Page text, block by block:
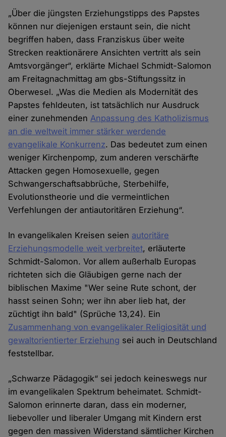
„Über die jüngsten Erziehungstipps des Papstes
können nur diejenigen erstaunt sein, die nicht
begriffen haben, dass Franziskus über weite
Strecken reaktionärere Ansichten vertritt als sein
Amtsvorgänger“, erklärte Michael Schmidt-Salomon
am Freitagnachmittag am gbs-Stiftungssitz in
Oberwesel. „Was die Medien als Modernität des
Papstes fehldeuten, ist tatsächlich nur Ausdruck
einer zunehmendenAnpassung des Katholizismus
an die weltweit immer stärker werdende
evangelikale Konkurrenz. Das bedeutet zum einen
weniger Kirchenpomp, zum anderen verschärfte
Attacken gegen Homosexuelle, gegen
Schwangerschaftsabbrüche, Sterbehilfe,
Evolutionstheorie und die vermeintlichen
Verfehlungen der antiautoritären Erziehung“.
In evangelikalen Kreisen seien autoritäre
Erziehungsmodelle weit verbreitet, erläuterte
Schmidt-Salomon. Vor allem außerhalb Europas
richteten sich die Gläubigen gerne nach der
biblischen Maxime "Wer seine Rute schont, der
hasst seinen Sohn; wer ihn aber lieb hat, der
züchtigt ihn bald" (Sprüche 13,24). Ein
Zusammenhang von evangelikaler Religiosität und
gewaltorientierter Erziehung sei auch in Deutschland
feststellbar.
„Schwarze Pädagogik“ sei jedoch keineswegs nur
im evangelikalen Spektrum beheimatet. Schmidt-
Salomon erinnerte daran, dass ein moderner,
liebevoller und liberaler Umgang mit Kindern erst
gegen den massiven Widerstand sämtlicher Kirchen